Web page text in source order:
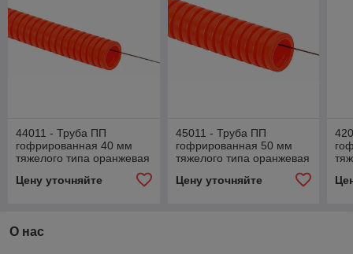
44011 - Труба ПП
гофрированная 40 мм
тяжелого типа оранжевая
Цену уточняйте
45011 - Труба ПП
гофрированная 50 мм
тяжелого типа оранжевая
Цену уточняйте
О нас